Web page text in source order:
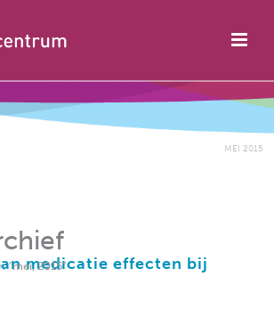
"mei, 2015"
MEI 2015
medicatie effecten bij